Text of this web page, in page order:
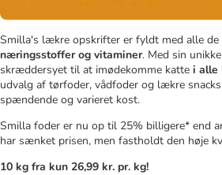
Smilla's lækre opskrifter er fyldt med alle de
næringsstoffer og vitaminer. Med sin
skræddersyet til at imødekomme katte i alle
udvalg af tørfoder, vådfoder og lækre
spændende og varieret kost.
Smilla foder er nu op til 25% billigere* end
har sænket prisen, men fastholdt den høje
10 kg fra kun 26,99 kr. pr. kg!